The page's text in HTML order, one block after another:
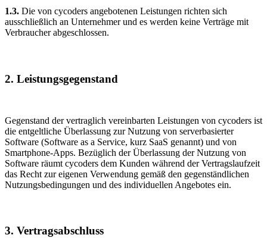
1.3. Die von cycoders angebotenen Leistungen richten sich
ausschließlich an Unternehmer und es werden keine Verträge mit
Verbraucher abgeschlossen.
2. Leistungsgegenstand
Gegenstand der vertraglich vereinbarten Leistungen von cycoders ist
die entgeltliche Überlassung zur Nutzung von serverbasierter
Software (Software as a Service, kurz SaaS genannt) und von
Smartphone-Apps. Bezüglich der Überlassung der Nutzung von
Software räumt cycoders dem Kunden während der Vertragslaufzeit
das Recht zur eigenen Verwendung gemäß den gegenständlichen
Nutzungsbedingungen und des individuellen Angebotes ein.
3. Vertragsabschluss